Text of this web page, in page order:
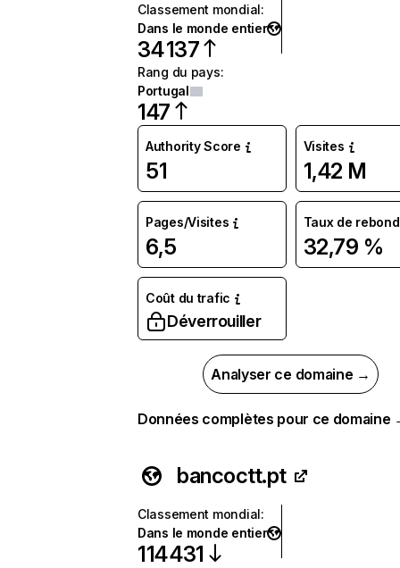
Classement mondial:
Dans le monde entier
34 137
Rang du pays:
Portugal
147
Authority Score
51
Visites
1,42 M
Pages/Visites
6,5
Taux de rebond
32,79 %
Coût du trafic
Déverrouiller
Analyser ce domaine →
Données complètes pour ce domaine
bancoctt.pt
Classement mondial:
Dans le monde entier
114 431